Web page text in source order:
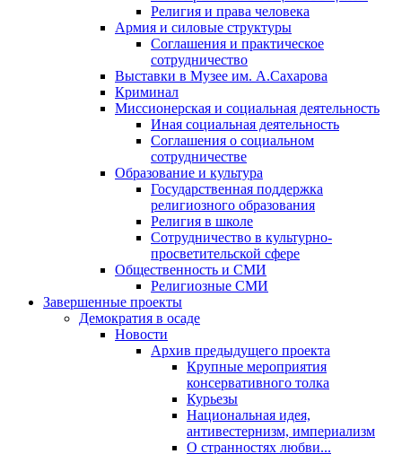
Религия и права человека
Армия и силовые структуры
Соглашения и практическое
сотрудничество
Выставки в Музее им. А.Сахарова
Криминал
Миссионерская и социальная деятельность
Иная социальная деятельность
Соглашения о социальном
сотрудничестве
Образование и культура
Государственная поддержка
религиозного образования
Религия в школе
Сотрудничество в культурно-
просветительской сфере
Общественность и СМИ
Религиозные СМИ
Завершенные проекты
Демократия в осаде
Новости
Архив предыдущего проекта
Крупные мероприятия
консервативного толка
Курьезы
Национальная идея,
антивестернизм, империализм
О странностях любви...